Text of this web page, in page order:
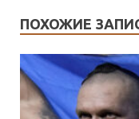
ПОХОЖИЕ